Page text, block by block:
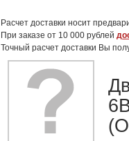
Расчет доставки носит
При заказе от 10 000 рублей
Точный расчет доставки Вы